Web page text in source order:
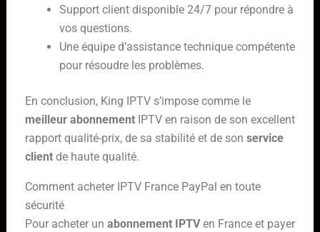
Support client disponible 24/7 pour répondre à
vos questions.
Une équipe d’assistance technique compétente
pour résoudre les problèmes.
En conclusion, King IPTV s’impose comme le
meilleur abonnementIPTV en raison de son excellent
rapport qualité-prix, de sa stabilité et de son service
clientde haute qualité.
Comment acheter IPTV France PayPal en toute
sécurité
Pour acheter un abonnement IPTVen France et payer